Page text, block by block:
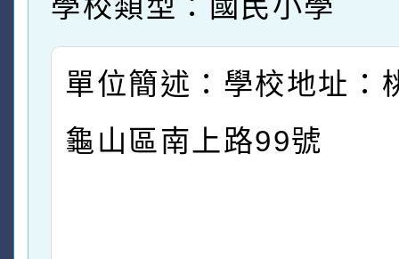
學校類型：國民小學
單位簡述：學校地址：
龜山區南上路99號